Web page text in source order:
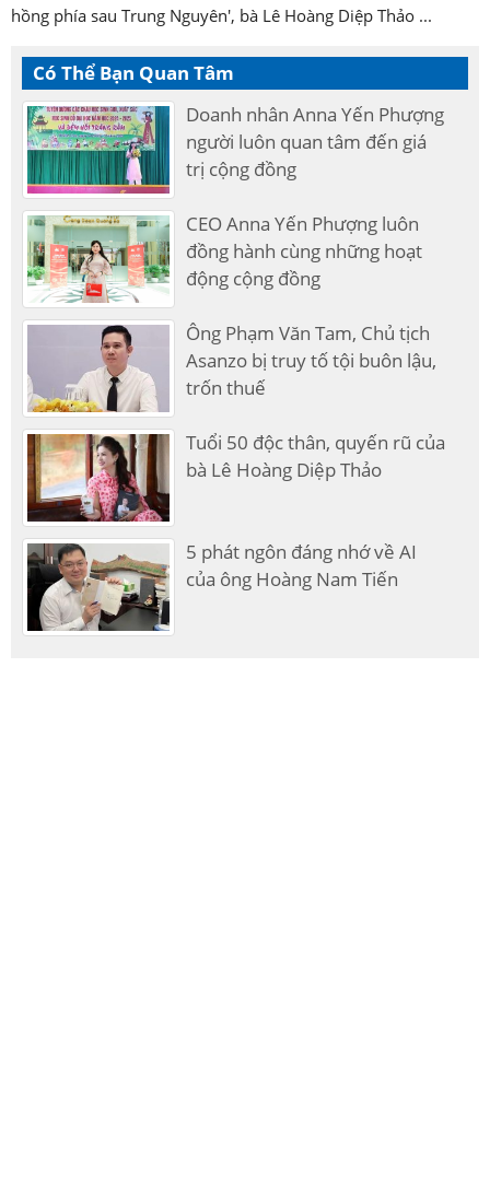
hồng phía sau Trung Nguyên', bà Lê Hoàng Diệp Thảo ...
Có Thể Bạn Quan Tâm
Doanh nhân Anna Yến Phượng
người luôn quan tâm đến giá
trị cộng đồng
CEO Anna Yến Phượng luôn
đồng hành cùng những hoạt
động cộng đồng
Ông Phạm Văn Tam, Chủ tịch
Asanzo bị truy tố tội buôn lậu,
trốn thuế
Tuổi 50 độc thân, quyến rũ của
bà Lê Hoàng Diệp Thảo
5 phát ngôn đáng nhớ về AI
của ông Hoàng Nam Tiến